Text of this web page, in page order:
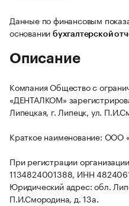
Данные по финансовым
основании бухгалтерской
Описание
Компания Общество с
«ДЕНТАЛКОМ»
Липецкая, г. Липецк, ул.
Краткое наименование:
При регистрации
1134824001388, ИНН
Юридический адрес: обл.
П.И.Смородина, д. 13а.